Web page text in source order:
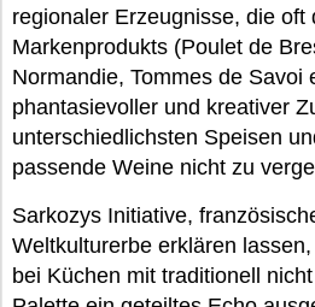
regionaler Erzeugnisse, die oft
Markenprodukts (Poulet de
Normandie, Tommes de Savoi
phantasievoller und kreativer
unterschiedlichsten Speisen
passende Weine nicht zu
Sarkozys Initiative,
Weltkulturerbe erklären
bei Küchen mit traditionell